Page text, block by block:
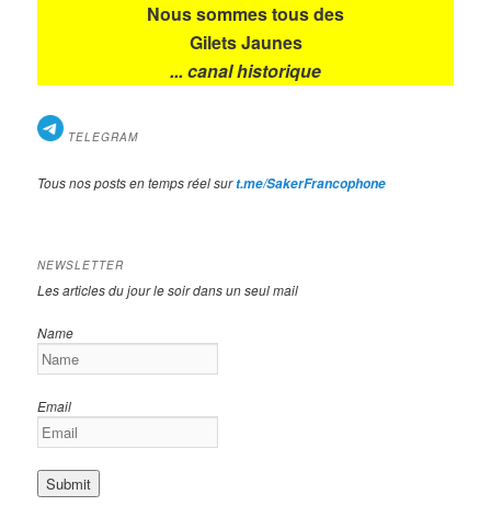
Nous sommes tous des
Gilets Jaunes
... canal historique
TELEGRAM
Tous nos posts en temps réel surt.me/SakerFrancophone
NEWSLETTER
Les articles du jour le soir dans un seul mail
Name
Email